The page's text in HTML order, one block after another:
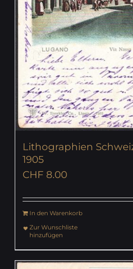
Lithographien
1905
CHF 8.00
In den Warenkorb
Zur Wunschliste
hinzufügen